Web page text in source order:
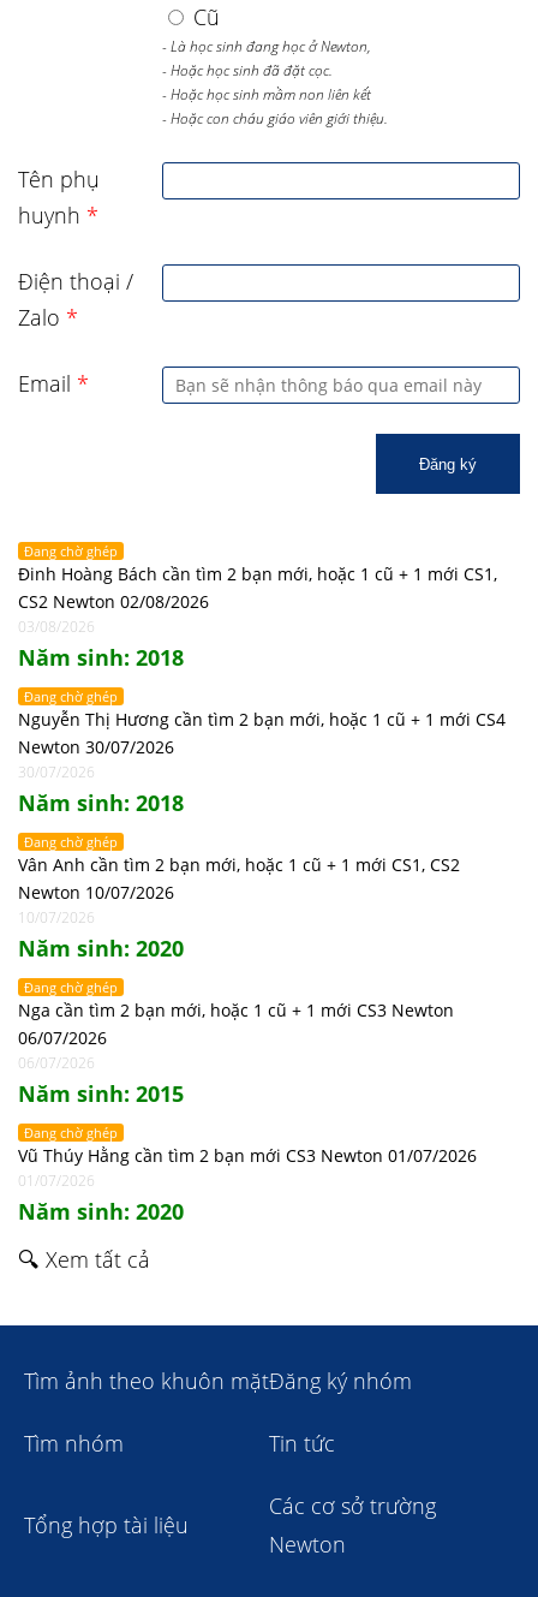
Cũ
- Là học sinh đang học ở Newton,
- Hoặc học sinh đã đặt cọc.
- Hoặc học sinh mầm non liên kết
- Hoặc con cháu giáo viên giới thiệu.
Tên phụ
huynh *
Điện thoại /
Zalo *
Email *
Đăng ký
Đang chờ ghép
Đinh Hoàng Bách cần tìm 2 bạn mới, hoặc 1 cũ + 1 mới CS1,
CS2 Newton 02/08/2026
03/08/2026
Năm sinh: 2018
Đang chờ ghép
Nguyễn Thị Hương cần tìm 2 bạn mới, hoặc 1 cũ + 1 mới CS4
Newton 30/07/2026
30/07/2026
Năm sinh: 2018
Đang chờ ghép
Vân Anh cần tìm 2 bạn mới, hoặc 1 cũ + 1 mới CS1, CS2
Newton 10/07/2026
10/07/2026
Năm sinh: 2020
Đang chờ ghép
Nga cần tìm 2 bạn mới, hoặc 1 cũ + 1 mới CS3 Newton
06/07/2026
06/07/2026
Năm sinh: 2015
Đang chờ ghép
Vũ Thúy Hằng cần tìm 2 bạn mới CS3 Newton 01/07/2026
01/07/2026
Năm sinh: 2020
🔍 Xem tất cả
Tìm ảnh theo khuôn mặtĐăng ký nhóm
Tìm nhóm Tin tức
Tổng hợp tài liệu
Các cơ sở trường
Newton